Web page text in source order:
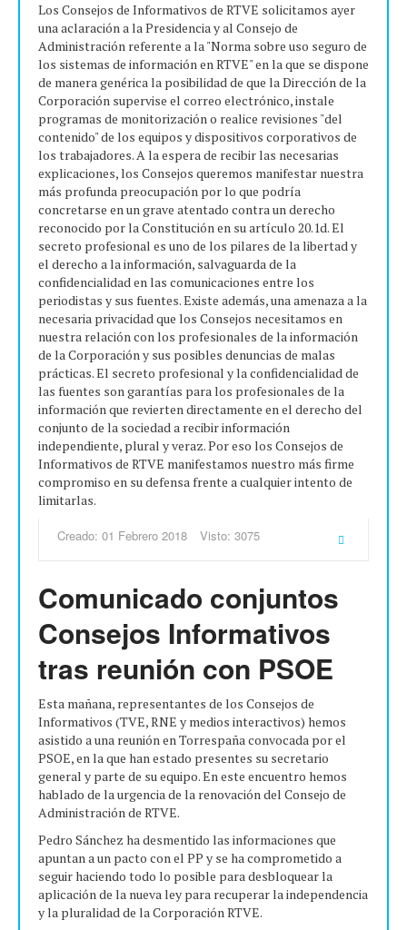
Los Consejos de Informativos de RTVE solicitamos ayer
una aclaración a la Presidencia y al Consejo de
Administración referente a la "Norma sobre uso seguro de
los sistemas de información en RTVE" en la que se dispone
de manera genérica la posibilidad de que la Dirección de la
Corporación supervise el correo electrónico, instale
programas de monitorización o realice revisiones "del
contenido" de los equipos y dispositivos corporativos de
los trabajadores. A la espera de recibir las necesarias
explicaciones, los Consejos queremos manifestar nuestra
más profunda preocupación por lo que podría
concretarse en un grave atentado contra un derecho
reconocido por la Constitución en su artículo 20.1d. El
secreto profesional es uno de los pilares de la libertad y
el derecho a la información, salvaguarda de la
confidencialidad en las comunicaciones entre los
periodistas y sus fuentes. Existe además, una amenaza a la
necesaria privacidad que los Consejos necesitamos en
nuestra relación con los profesionales de la información
de la Corporación y sus posibles denuncias de malas
prácticas. El secreto profesional y la confidencialidad de
las fuentes son garantías para los profesionales de la
información que revierten directamente en el derecho del
conjunto de la sociedad a recibir información
independiente, plural y veraz. Por eso los Consejos de
Informativos de RTVE manifestamos nuestro más firme
compromiso en su defensa frente a cualquier intento de
limitarlas.
Creado: 01 Febrero 2018 Visto: 3075
Comunicado conjuntos
Consejos Informativos
tras reunión con PSOE
Esta mañana, representantes de los Consejos de
Informativos (TVE, RNE y medios interactivos) hemos
asistido a una reunión en Torrespaña convocada por el
PSOE, en la que han estado presentes su secretario
general y parte de su equipo. En este encuentro hemos
hablado de la urgencia de la renovación del Consejo de
Administración de RTVE.
Pedro Sánchez ha desmentido las informaciones que
apuntan a un pacto con el PP y se ha comprometido a
seguir haciendo todo lo posible para desbloquear la
aplicación de la nueva ley para recuperar la independencia
y la pluralidad de la Corporación RTVE.